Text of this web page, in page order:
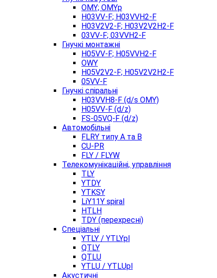
OMY; OMYp
H03VV-F; H03VVH2-F
H03V2V2-F; H03V2V2H2-F
03VV-F; 03VVH2-F
Гнучкі монтажні
H05VV-F; H05VVH2-F
OWY
H05V2V2-F; H05V2V2H2-F
05VV-F
Гнучкі спіральні
H03VVH8-F (d/s OMY)
H05VV-F (d/z)
FS-05VQ-F (d/z)
Автомобільні
FLRY типу A та B
CU-PR
FLY / FLYW
Телекомунікаційні, управління
TLY
YTDY
YTKSY
LiY11Y spiral
HTLH
TDY (перехресні)
Спеціальні
YTLY / YTLYpl
QTLY
QTLU
YTLU / YTLUpl
Акустичні